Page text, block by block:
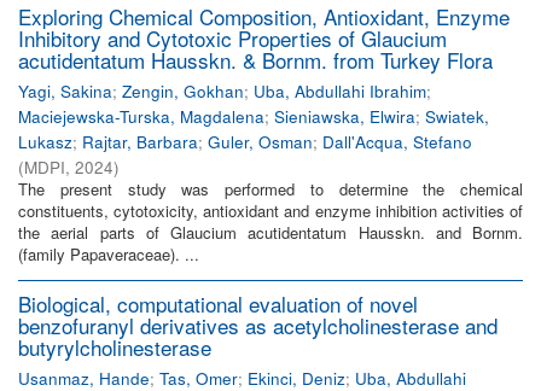
Exploring Chemical Composition, Antioxidant, Enzyme
Inhibitory and Cytotoxic Properties of Glaucium
acutidentatum Hausskn. & Bornm. from Turkey Flora
Yagi, Sakina; Zengin, Gokhan; Uba, Abdullahi Ibrahim;
Maciejewska-Turska, Magdalena; Sieniawska, Elwira; Swiatek,
Lukasz; Rajtar, Barbara; Guler, Osman; Dall'Acqua, Stefano
(MDPI, 2024)
The present study was performed to determine the chemical
constituents, cytotoxicity, antioxidant and enzyme inhibition activities of
the aerial parts of Glaucium acutidentatum Hausskn. and Bornm.
(family Papaveraceae). ...
Biological, computational evaluation of novel
benzofuranyl derivatives as acetylcholinesterase and
butyrylcholinesterase
Usanmaz, Hande; Tas, Omer; Ekinci, Deniz; Uba, Abdullahi